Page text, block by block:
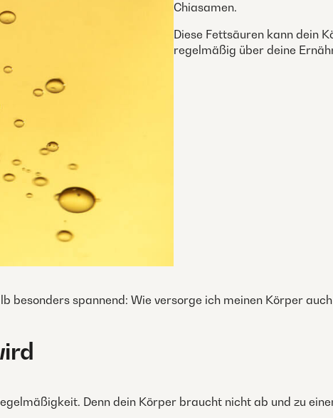
Chiasamen.
Diese Fettsäuren kann dein
regelmäßig über deine
besonders spannend: Wie versorge ich meinen Körper
Denn dein Körper braucht nicht ab und zu